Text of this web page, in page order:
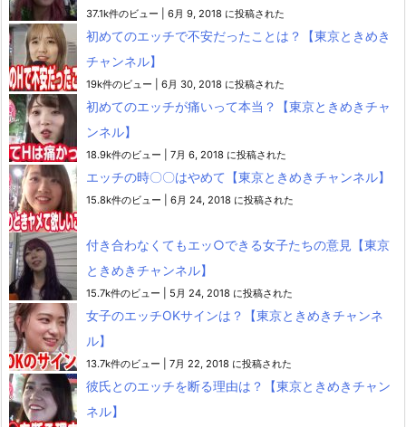
37.1k件のビュー 6月 9, 2018 に投稿された
初めてのエッチで不安だったことは？【東京ときめき
チャンネル】
19k件のビュー 6月 30, 2018 に投稿された
初めてのエッチが痛いって本当？【東京ときめきチャ
ンネル】
18.9k件のビュー 7月 6, 2018 に投稿された
エッチの時〇〇はやめて【東京ときめきチャンネル】
15.8k件のビュー 6月 24, 2018 に投稿された
付き合わなくてもエッ○できる女子たちの意見【東京
ときめきチャンネル】
15.7k件のビュー 5月 24, 2018 に投稿された
女子のエッチOKサインは？【東京ときめきチャンネ
ル】
13.7k件のビュー 7月 22, 2018 に投稿された
彼氏とのエッチを断る理由は？【東京ときめきチャン
ネル】